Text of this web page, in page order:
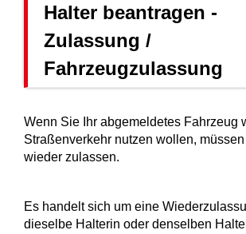
Halter beantragen -
Zulassung /
Fahrzeugzulassung
Wenn Sie Ihr abgemeldetes Fahrzeug
Straßenverkehr nutzen wollen,
wieder zulassen.
Es handelt sich um eine
dieselbe Halterin oder denselben